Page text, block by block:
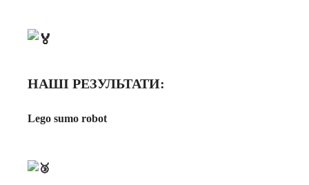
НАШІ РЕЗУЛЬТАТИ:
Lego sumo robot